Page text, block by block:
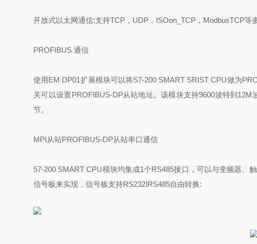
开放式以太网通信:支持TCP ， UDP ， ISOon_TCP ， ModbusTCP等
PROFIBUS通信
使用EM DP01扩展模块可以将S7-200 SMART SRIST CPU做为
关可以设置PROFIBUS-DP从站地址。该模块支持9600波特到 12M
节。
MPI从站PROFIBUS-DP从站串口通信
57-200 SMART CPU模块均集成1个RS485接口，可以与变频器、
信号板来实现，信号板支持RS232IRS485自由转换: